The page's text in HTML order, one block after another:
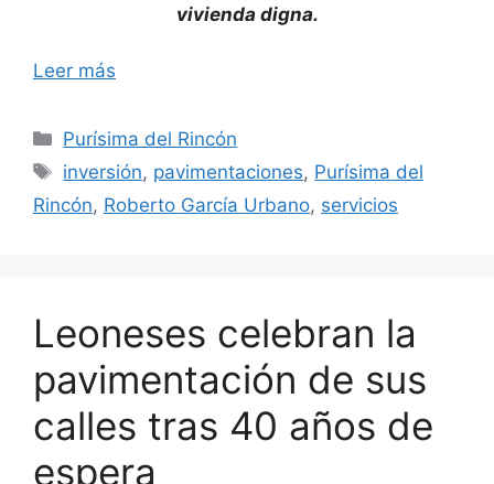
vivienda digna.
Leer más
Categorías
Purísima del Rincón
Etiquetas
inversión, pavimentaciones, Purísima del
Rincón, Roberto García Urbano, servicios
Leoneses celebran la
pavimentación de sus
calles tras 40 años de
espera